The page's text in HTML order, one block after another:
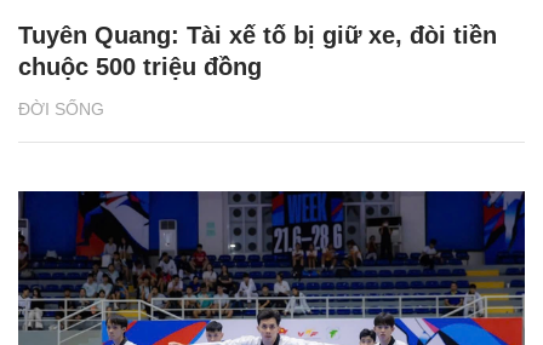
ĐỜI SỐNG
Tuyên Quang: Tài xế tố bị giữ xe, đòi tiền
chuộc 500 triệu đồng